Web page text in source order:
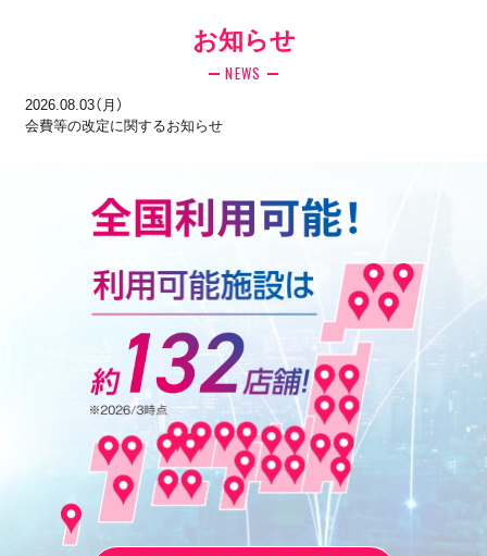
お知らせ
NEWS
2026.08.03（月）
会費等の改定に関するお知らせ